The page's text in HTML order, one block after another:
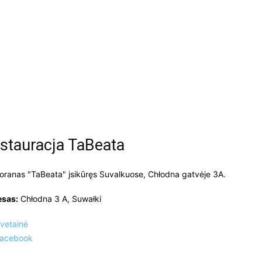
TaBeata
"TaBeata" įsikūręs Suvalkuose, Chłodna gatvėje 3A.
Chłodna 3 A, Suwałki